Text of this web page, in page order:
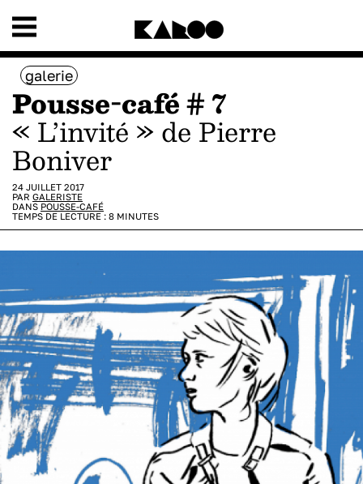
galerie
Pousse-café # 7
« L’invité » de Pierre
Boniver
24 JUILLET 2017
PAR GALERISTE
DANS POUSSE-CAFÉ
TEMPS DE LECTURE : 8 MINUTES